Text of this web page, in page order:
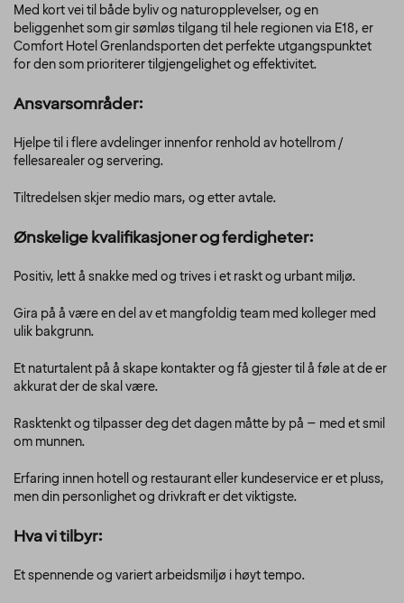
Med kort vei til både byliv og naturopplevelser, og en
beliggenhet som gir sømløs tilgang til hele regionen via E18, er
Comfort Hotel Grenlandsporten det perfekte utgangspunktet
for den som prioriterer tilgjengelighet og effektivitet.
Ansvarsområder:
Hjelpe til i flere avdelinger innenfor renhold av hotellrom /
fellesarealer og servering.
Tiltredelsen skjer medio mars, og etter avtale.
Ønskelige kvalifikasjoner og ferdigheter:
Positiv, lett å snakke med og trives i et raskt og urbant miljø.
Gira på å være en del av et mangfoldig team med kolleger med
ulik bakgrunn.
Et naturtalent på å skape kontakter og få gjester til å føle at de er
akkurat der de skal være.
Rasktenkt og tilpasser deg det dagen måtte by på – med et smil
om munnen.
Erfaring innen hotell og restaurant eller kundeservice er et pluss,
men din personlighet og drivkraft er det viktigste.
Hva vi tilbyr:
Et spennende og variert arbeidsmiljø i høyt tempo.